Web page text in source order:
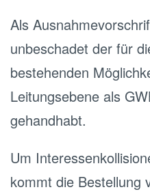
Als
unbeschadet der für
bestehenden
Leitungsebene als
gehandhabt.
Um
kommt die Bestellung